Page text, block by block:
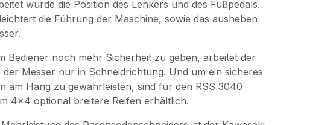
wurde die Position des Lenkers und des Fußpedals.
die Führung der Maschine, sowie das ausheben
Bediener noch mehr Sicherheit zu geben, arbeitet der
der Messer nur in Schneidrichtung. Und um ein sicheres
am Hang zu gewährleisten, sind für den RSS 3040
4×4 optional breitere Reifen erhältlich.